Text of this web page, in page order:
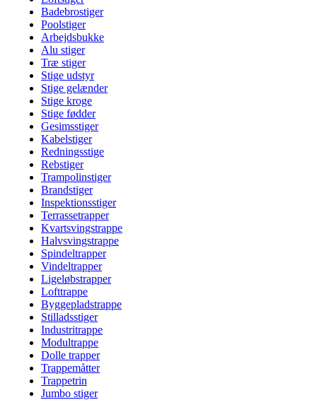
Badebrostiger
Poolstiger
Arbejdsbukke
Alu stiger
Træ stiger
Stige udstyr
Stige gelænder
Stige kroge
Stige fødder
Gesimsstiger
Kabelstiger
Redningsstige
Rebstiger
Trampolinstiger
Brandstiger
Inspektionsstiger
Terrassetrapper
Kvartsvingstrappe
Halvsvingstrappe
Spindeltrapper
Vindeltrapper
Ligeløbstrapper
Lofttrappe
Byggepladstrappe
Stilladsstiger
Industritrappe
Modultrappe
Dolle trapper
Trappemåtter
Trappetrin
Jumbo stiger